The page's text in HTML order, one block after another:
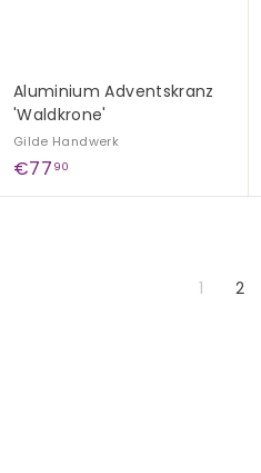
Aluminium Adventskranz
'Waldkrone'
Gilde Handwerk
€77 90
7
1 2